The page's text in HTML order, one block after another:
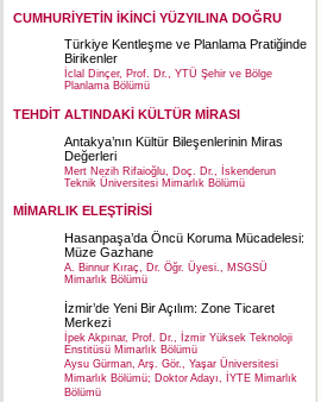
CUMHURİYETİN İKİNCİ YÜZYILINA DOĞRU
Türkiye Kentleşme ve Planlama Pratiğinde
Birikenler
İclal Dinçer, Prof. Dr., YTÜ Şehir ve Bölge
Planlama Bölümü
TEHDİT ALTINDAKİ KÜLTÜR MİRASI
Antakya’nın Kültür Bileşenlerinin Miras
Değerleri
Mert Nezih Rifaioğlu, Doç. Dr., İskenderun
Teknik Üniversitesi Mimarlık Bölümü
MİMARLIK ELEŞTİRİSİ
Hasanpaşa’da Öncü Koruma Mücadelesi:
Müze Gazhane
A. Binnur Kıraç, Dr. Öğr. Üyesi., MSGSÜ
Mimarlık Bölümü
İzmir’de Yeni Bir Açılım: Zone Ticaret
Merkezi
İpek Akpınar, Prof. Dr., İzmir Yüksek Teknoloji
Enstitüsü Mimarlık Bölümü
Aysu Gürman, Arş. Gör., Yaşar Üniversitesi
Mimarlık Bölümü; Doktor Adayı, İYTE Mimarlık
Bölümü